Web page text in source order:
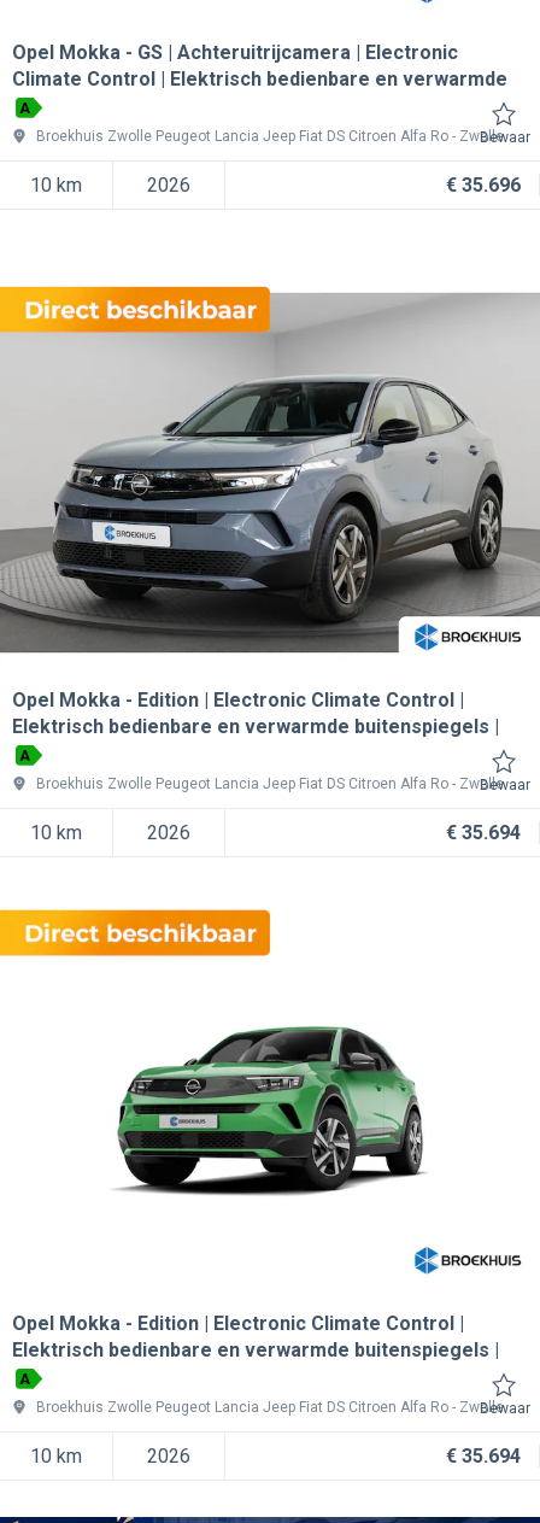
Opel Mokka
GS | Achteruitrijcamera | Electronic
Climate Control | Elektrisch bedienbare en verwarmde
A
Broekhuis Zwolle Peugeot Lancia Jeep Fiat DS Citroen Alfa Ro
ZwolleBewaar
10 km 2026 € 35.696
Opel Mokka
Edition | Electronic Climate Control |
Elektrisch bedienbare en verwarmde buitenspiegels |
A
Broekhuis Zwolle Peugeot Lancia Jeep Fiat DS Citroen Alfa Ro
ZwolleBewaar
10 km 2026 € 35.694
Opel Mokka
Edition | Electronic Climate Control |
Elektrisch bedienbare en verwarmde buitenspiegels |
A
Broekhuis Zwolle Peugeot Lancia Jeep Fiat DS Citroen Alfa Ro
ZwolleBewaar
10 km 2026 € 35.694